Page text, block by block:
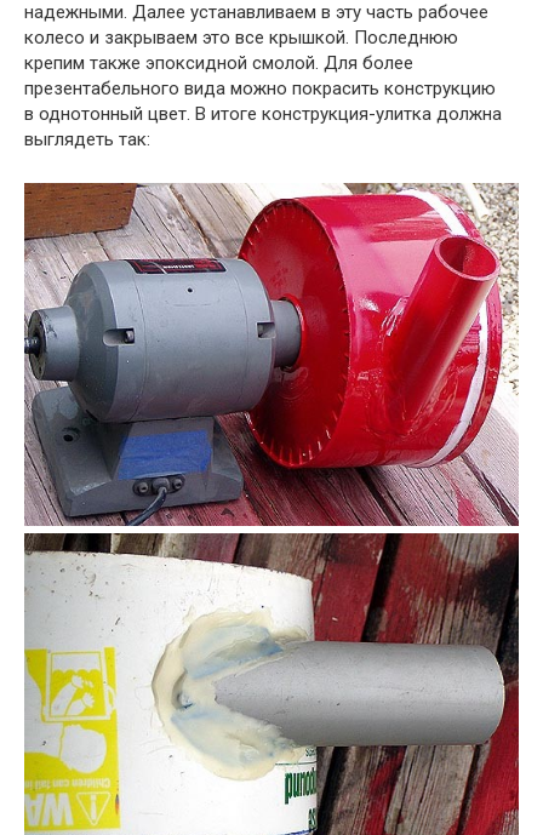
надежными. Далее устанавливаем в эту часть рабочее
колесо и закрываем это все крышкой. Последнюю
крепим также эпоксидной смолой. Для более
презентабельного вида можно покрасить конструкцию
в однотонный цвет. В итоге конструкция-улитка должна
выглядеть так: